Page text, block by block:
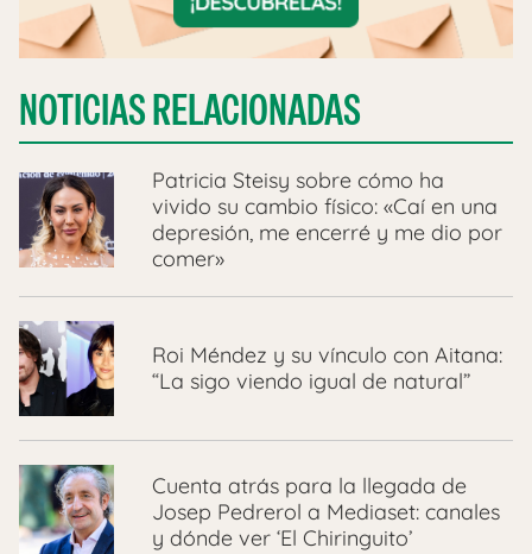
NOTICIAS RELACIONADAS
Patricia Steisy sobre cómo ha
vivido su cambio físico: «Caí en una
depresión, me encerré y me dio por
comer»
Roi Méndez y su vínculo con Aitana:
“La sigo viendo igual de natural”
Cuenta atrás para la llegada de
Josep Pedrerol a Mediaset: canales
y dónde ver ‘El Chiringuito’